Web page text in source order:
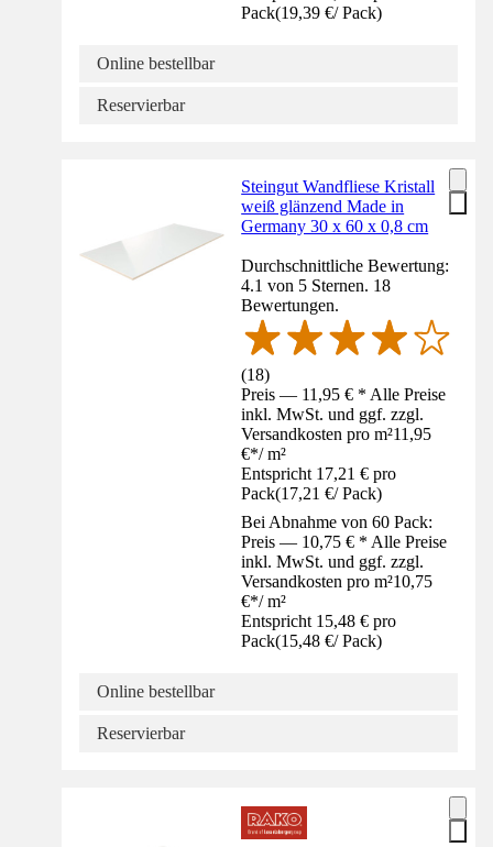
Pack(19,39 €/ Pack)
Online bestellbar
Reservierbar
Steingut Wandfliese Kristall
weiß glänzend Made in
Germany 30 x 60 x 0,8 cm
Durchschnittliche Bewertung:
4.1 von 5 Sternen. 18
Bewertungen.
(18)
Preis — 11,95 € * Alle Preise
inkl. MwSt. und ggf. zzgl.
Versandkosten pro m²11,95
€*/ m²
Entspricht 17,21 € pro
Pack(17,21 €/ Pack)
Bei Abnahme von 60 Pack:
Preis — 10,75 € * Alle Preise
inkl. MwSt. und ggf. zzgl.
Versandkosten pro m²10,75
€*/ m²
Entspricht 15,48 € pro
Pack(15,48 €/ Pack)
Online bestellbar
Reservierbar